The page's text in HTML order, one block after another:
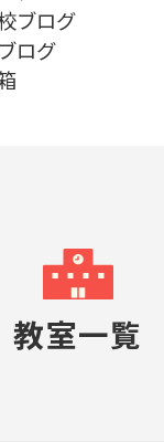
ブログ
ログ
教室一覧